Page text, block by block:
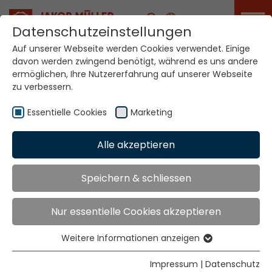
Karriere
Ihre Welt. Unsere
Technologien.
Home Vereinigte Arabische Emirate
Globale Präsenz
Kontakt über Jakob Müller AG Frick
Jakob Müller AG Frick
5070 Frick, Switzerland
Datenschutzeinstellungen
Auf unserer Webseite werden Cookies verwendet. Einige
davon werden zwingend benötigt, während es uns andere
ermöglichen, Ihre Nutzererfahrung auf unserer Webseite
zu verbessern.
Essentielle Cookies Marketing
Alle akzeptieren
Speichern & schliessen
Nur essentielle Cookies akzeptieren
Essentielle Cookies
Essentielle Cookies werden für grundlegende
Weitere Informationen anzeigen
Impressum | Datenschutz